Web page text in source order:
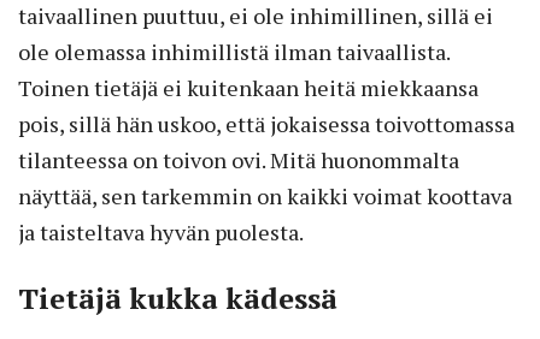
taivaallinen puuttuu, ei ole inhimillinen, sillä ei
ole olemassa inhimillistä ilman taivaallista.
Toinen tietäjä ei kuitenkaan heitä miekkaansa
pois, sillä hän uskoo, että jokaisessa toivottomassa
tilanteessa on toivon ovi. Mitä huonommalta
näyttää, sen tarkemmin on kaikki voimat koottava
ja taisteltava hyvän puolesta.
Tietäjä kukka kädessä